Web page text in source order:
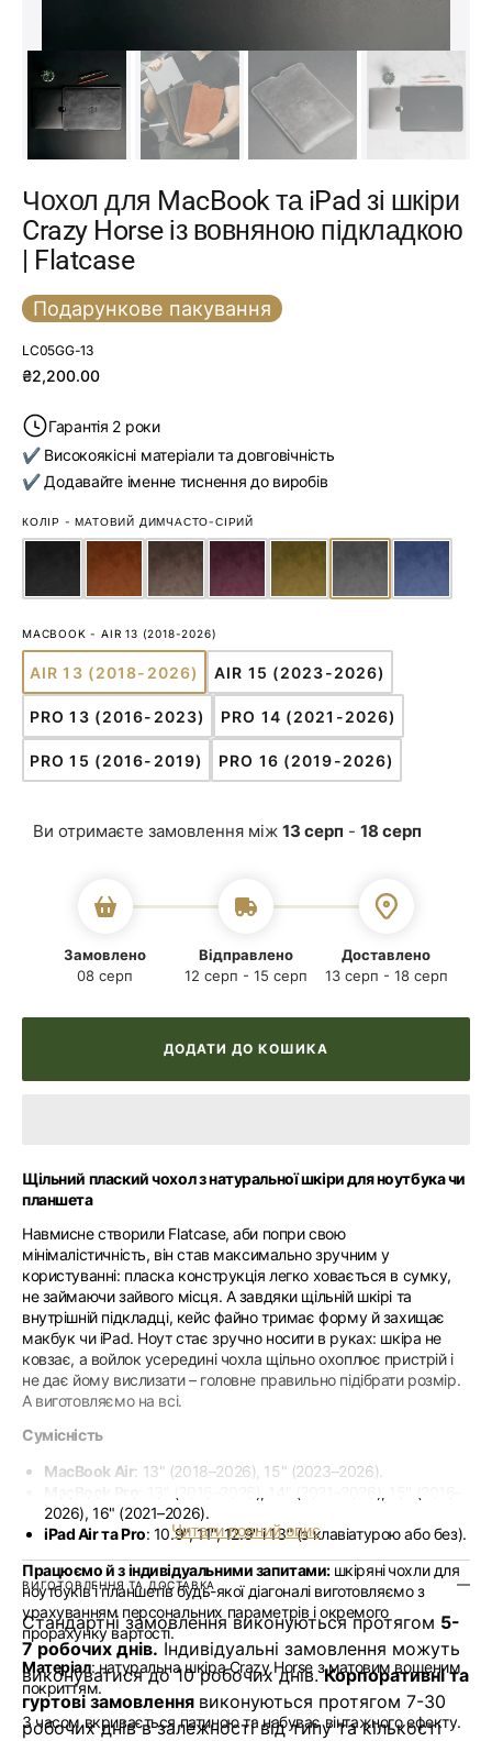
Чохол для MacBook та iPad зі шкіри
Crazy Horse із вовняною підкладкою
| Flatcase
Подарункове пакування
SKU:
LC05GG-13
Звичайна
₴2,200.00
Гарантія 2 роки
✔ Високоякісні матеріали та довговічність
✔ Додавайте іменне тиснення до виробів
КОЛІР -МАТОВИЙ ДИМЧАСТО-СІРИЙ
MACBOOK - AIR 13 (2018-2026)
AIR 13 (2018-2026)
ВАРІАНТ
РОЗПРОДАНО
АБО
НЕДОСТУПНИЙ
AIR 15 (2023-2026)
ВАРІАНТ
РОЗПРОДАНО
АБО
НЕДОСТУПНИЙ
PRO 13 (2016-2023)
ВАРІАНТ
РОЗПРОДАНО
АБО
НЕДОСТУПНИЙ
PRO 14 (2021-2026)
ВАРІАНТ
РОЗПРОДАНО
АБО
НЕДОСТУПНИЙ
PRO 15 (2016-2019)
ВАРІАНТ
НЕДОСТУПНИЙ
PRO 16 (2019-2026)
ВАРІАНТ
НЕДОСТУПНИЙ
Ви отримаєте замовлення між 13 серп - 18 серп
Замовлено
08 серп
Відправлено
12 серп - 15 серп
Доставлено
13 серп - 18 серп
ДОДАТИ ДО КОШИКА
Щільний плаский чохол з натуральної шкіри для ноутбука чи
планшета
Навмисне створили Flatcase, аби попри свою
мінімалістичність, він став максимально зручним у
користуванні: пласка конструкція легко ховається в сумку,
не займаючи зайвого місця. А завдяки щільній шкірі та
внутрішній підкладці, кейс файно тримає форму й захищає
макбук чи iPad. Ноут стає зручно носити в руках: шкіра не
ковзає, а войлок усередині чохла щільно охоплює пристрій і
не дає йому вислизати – головне правильно підібрати розмір.
А виготовляємо на всі.
Сумісність
MacBook Air: 13" (2018–2026), 15" (2023–2026).
2026), 16" (2021–2026).
iPad Air та Pro: 10.9", 11", 12.9" і 13" (з клавіатурою або без).
Працюємо й з індивідуальними запитами: шкірянічохли для
ноутбуків і планшетів будь-якої діагоналі виготовляємо з
урахуванням персональних параметрів і окремого
прорахунку вартості.
Матеріал: натуральна шкіра Crazy Horse з матовим вощеним
покриттям.
З часом вкривається патиною та набуває вінтажного ефекту.
Читати повний опис
ВИГОТОВЛЕННЯ ТА ДОСТАВКА
Стандартні замовлення виконуються протягом 5-
7 робочих днів. Індивідуальні замовлення можуть
виконуватися до 10 робочих днів.Корпоративні та
гуртові замовлення виконуються протягом 7-30
робочих днів в залежності від типу та кількості